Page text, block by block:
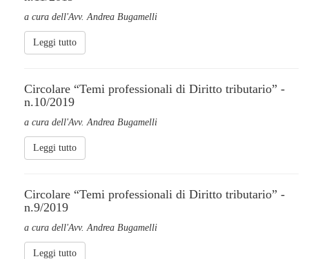
a cura dell'Avv. Andrea Bugamelli
Leggi tutto
Circolare “Temi professionali di Diritto tributario” -
n.10/2019
a cura dell'Avv. Andrea Bugamelli
Leggi tutto
Circolare “Temi professionali di Diritto tributario” -
n.9/2019
a cura dell'Avv. Andrea Bugamelli
Leggi tutto